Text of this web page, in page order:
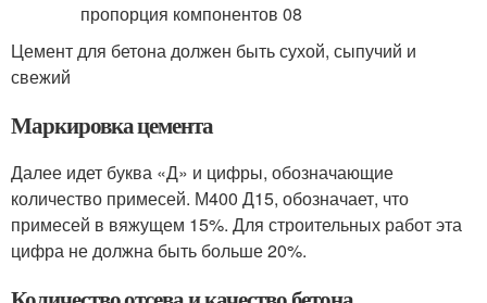
Цемент для бетона должен быть сухой, сыпучий и
свежий
Маркировка цемента
Далее идет буква «Д» и цифры, обозначающие
количество примесей. М400 Д15, обозначает, что
примесей в вяжущем 15%. Для строительных работ эта
цифра не должна быть больше 20%.